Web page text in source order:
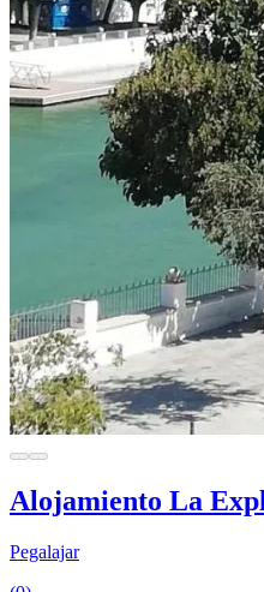
Alojamiento La
Pegalajar